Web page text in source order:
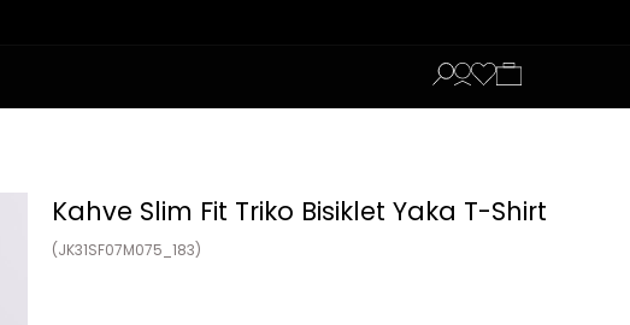
Kahve Slim Fit Triko Bisiklet Yaka T-Shirt
(JK31SF07M075_183)